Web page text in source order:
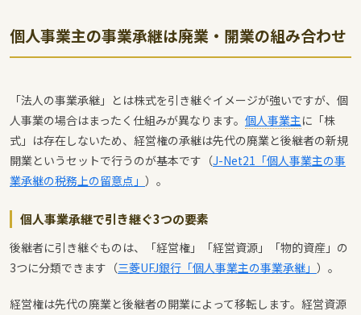
個人事業主の事業承継は廃業・開業の組み合わせ
「法人の事業承継」とは株式を引き継ぐイメージが強いですが、個
人事業の場合はまったく仕組みが異なります。 個人事業主に「株
式」は存在しないため、経営権の承継は先代の廃業と後継者の新規
開業というセットで行うのが基本です（J-Net21「個人事業主の事
業承継の税務上の留意点」 ）。
個人事業承継で引き継ぐ3つの要素
後継者に引き継ぐものは、「経営権」「経営資源」「物的資産」の
3つに分類できます（三菱UFJ銀行「個人事業主の事業承継」 ）。
経営権は先代の廃業と後継者の開業によって移転します。経営資源